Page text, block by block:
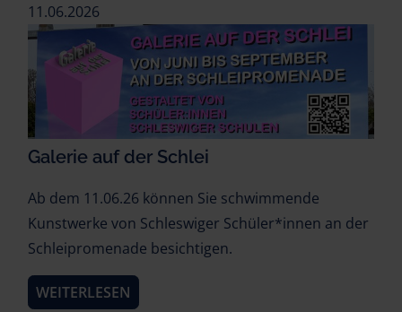
11.06.2026
Galerie auf der Schlei
Ab dem 11.06.26 können Sie schwimmende
Kunstwerke von Schleswiger Schüler*innen an der
Schleipromenade besichtigen.
WEITERLESEN